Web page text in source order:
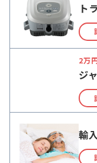
ト
2万
ジ
輸